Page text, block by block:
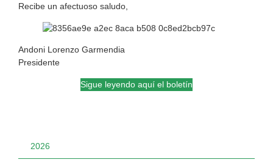
2026
Recibe un afectuoso saludo,
Andoni Lorenzo Garmendia
Presidente
Sigue leyendo aquí el boletín